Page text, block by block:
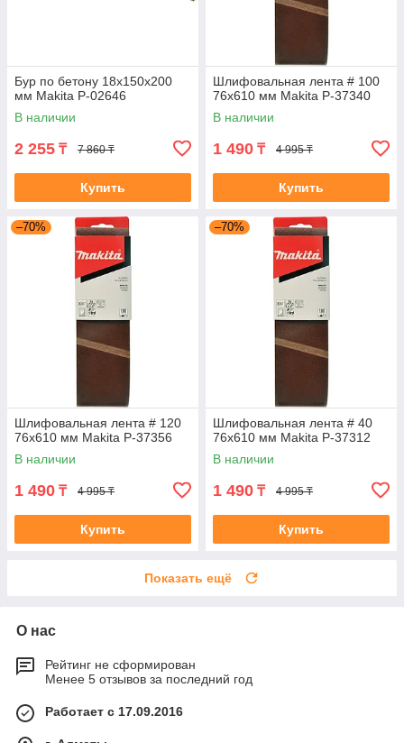
Бур по бетону 18x150x200
мм Makita P-02646
В наличии
2 255 ₸ 7 860 ₸
Купить
Шлифовальная лента # 100
76x610 мм Makita P-37340
В наличии
1 490 ₸ 4 995 ₸
Купить
–70%
Шлифовальная лента # 120
76x610 мм Makita P-37356
В наличии
1 490 ₸ 4 995 ₸
Купить
–70%
Шлифовальная лента # 40
76x610 мм Makita P-37312
В наличии
1 490 ₸ 4 995 ₸
Купить
Показать ещё
О нас
Рейтинг не сформирован
Менее 5 отзывов за последний год
Работает с 17.09.2016